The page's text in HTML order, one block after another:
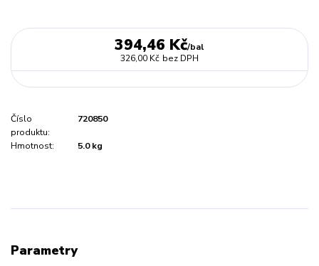
394,46 Kč/bal
326,00 Kč bez DPH
Číslo
produktu:
720850
Hmotnost: 5.0 kg
Parametry